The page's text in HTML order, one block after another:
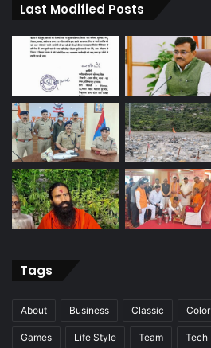
Last Modified Posts
Tags
About Business Classic Color
Games Life Style Team Tech